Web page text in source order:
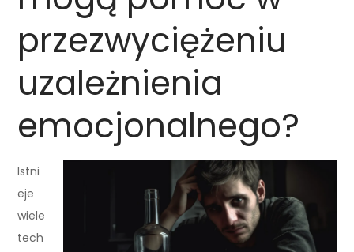
przezwyciężeniu
uzależnienia
emocjonalnego?
Istni
eje
wiele
tech